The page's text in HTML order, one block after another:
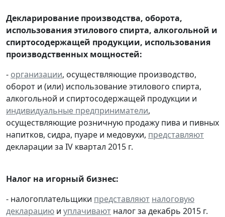
Декларирование производства, оборота,
использования этилового спирта, алкогольной и
спиртосодержащей продукции, использования
производственных мощностей:
- организации, осуществляющие производство,
оборот и (или) использование этилового спирта,
алкогольной и спиртосодержащей продукции и
индивидуальные предприниматели,
осуществляющие розничную продажу пива и пивных
напитков, сидра, пуаре и медовухи, представляют
декларации за IV квартал 2015 г.
Налог на игорный бизнес:
- налогоплательщики представляют налоговую
декларацию и уплачивают налог за декабрь 2015 г.